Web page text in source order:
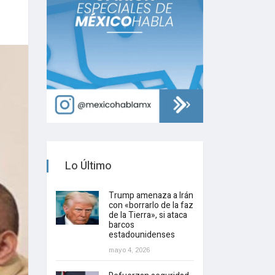
Lo Último
Trump amenaza a Irán
con «borrarlo de la faz
de la Tierra», si ataca
barcos
estadounidenses
mayo 4, 2026